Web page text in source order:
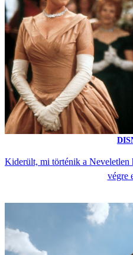
Kiderült, mi történik a Neveletlen
végre